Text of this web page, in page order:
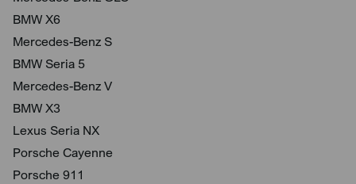
BMW X6
Mercedes-Benz S
BMW Seria 5
Mercedes-Benz V
BMW X3
Lexus Seria NX
Porsche Cayenne
Porsche 911